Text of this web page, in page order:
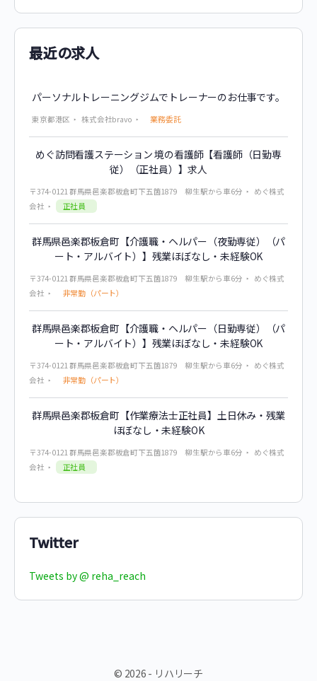
最近の求人
パーソナルトレーニングジムでトレーナーのお仕事です。
東京都港区 株式会社bravo 業務委託
めぐ訪問看護ステーション 境の看護師【看護師（日勤専
従）（正社員）】求人
〒374-0121 群馬県邑楽郡板倉町下五箇1879 柳生駅から車6分
めぐ株式
会社
正社員
群馬県邑楽郡板倉町【介護職・ヘルパー（夜勤専従）（パ
ート・アルバイト）】残業ほぼなし・未経験OK
〒374-0121 群馬県邑楽郡板倉町下五箇1879 柳生駅から車6分
めぐ株式
会社
非常勤（パート）
群馬県邑楽郡板倉町【介護職・ヘルパー（日勤専従）（パ
ート・アルバイト）】残業ほぼなし・未経験OK
〒374-0121 群馬県邑楽郡板倉町下五箇1879 柳生駅から車6分
めぐ株式
会社
非常勤（パート）
群馬県邑楽郡板倉町【作業療法士正社員】土日休み・残業
ほぼなし・未経験OK
〒374-0121 群馬県邑楽郡板倉町下五箇1879 柳生駅から車6分
めぐ株式
会社
正社員
Twitter
Tweets by @ reha_reach
© 2026 - リハリーチ